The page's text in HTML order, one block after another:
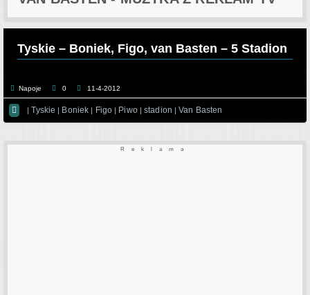
Tyskie – Boniek, Figo, van Basten – 5 Stadion
Napoje 0 11-4-2012
 |Tyskie | Boniek | Figo| Piwo|stadion |Van Basten
Reklama